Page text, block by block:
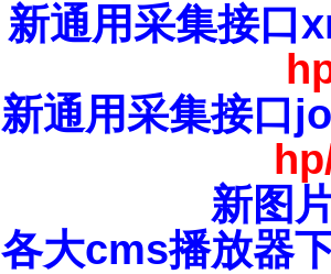
新通用采集接口
新通用采集接口
新图
各大cms播放器